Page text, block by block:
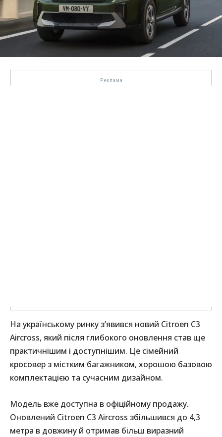
На українському ринку з’явився новий Citroen C3
Aircross, який після глибокого оновлення став ще
практичнішим і доступнішим. Це сімейний
кросовер з містким багажником, хорошою базовою
комплектацією та сучасним дизайном.
Модель вже доступна в офіційному продажу.
Оновлений Citroen C3 Aircross збільшився до 4,3
метра в довжину й отримав більш виразний